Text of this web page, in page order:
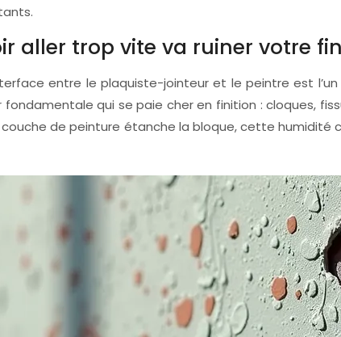
aller trop vite va ruiner votre
entre le plaquiste-jointeur et le peintre est
qui se paie cher en finition : cloques,
couche de peinture étanche la bloque, cette